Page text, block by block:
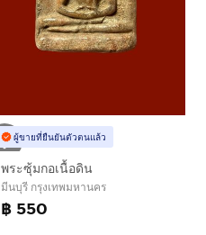
ผู้ขายที่ยืนยันตัวตนแล้ว
พระซุ้มกอเนื้อดิน
มีนบุรี กรุงเทพมหานคร
฿ 550